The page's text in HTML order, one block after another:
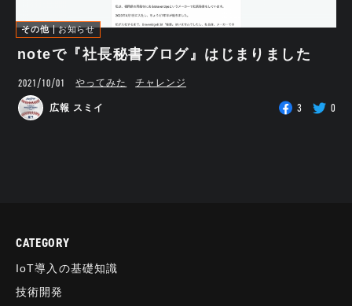
その他 お知らせ
noteで『社長秘書ブログ』はじまりました
2021/10/01 やってみた チャレンジ
広報 スミイ 3 0
CATEGORY
IoT導入の基礎知識
技術開発